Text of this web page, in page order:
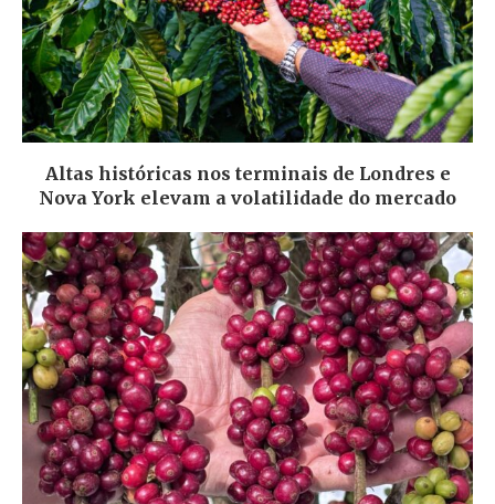
Altas históricas nos terminais de Londres e
Nova York elevam a volatilidade do mercado